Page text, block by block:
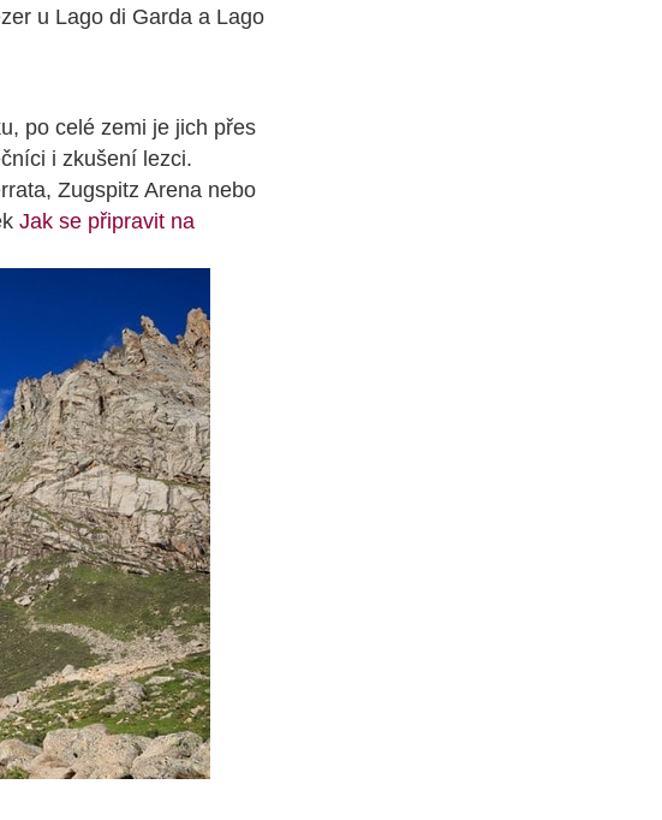
u Lago di Garda a Lago
po celé zemi je jich přes
i zkušení lezci.
Zugspitz Arena nebo
Jak se připravit na